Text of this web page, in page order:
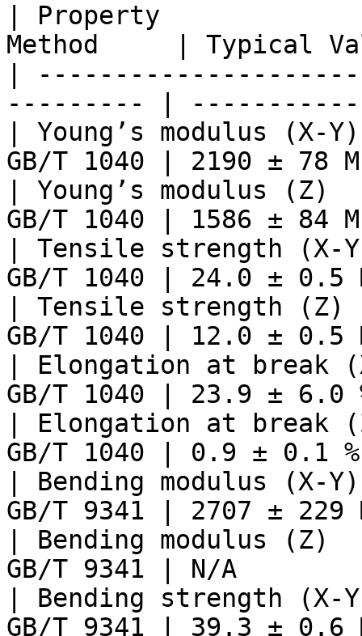
| Property
Method     | Typical
|
--------- |
| Young’s modulus
GB/T 1040 | 2190 ± 78
| Young’s modulus
GB/T 1040 | 1586 ± 84
| Tensile strength
GB/T 1040 | 24.0 ± 0.5
| Tensile strength
GB/T 1040 | 12.0 ± 0.5
| Elongation at
GB/T 1040 | 23.9 ±
| Elongation at
GB/T 1040 | 0.9 ± 0.1
| Bending modulus
GB/T 9341 | 2707 ± 229
| Bending modulus
GB/T 9341 | N/A
| Bending strength
GB/T 9341 | 39.3 ± 0.6